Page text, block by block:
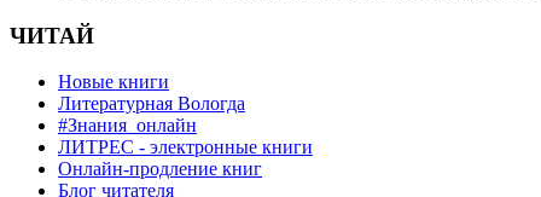
ЧИТАЙ
Новые книги
Литературная Вологда
#Знания_онлайн
ЛИТРЕС - электронные книги
Онлайн-продление книг
Блог читателя